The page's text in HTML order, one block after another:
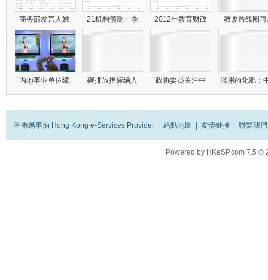
商务部发言人姚 21机构预测一季 2012年教育财政 教改路线图
内地事业单位绩 碳排放指标纳入 政协委员关注中 滥用的化肥：
香港易事泊 Hong Kong e-Services Provider 站點地圖 友情鏈接 聯繫我們
Powered by HKeSP.com 7.5 ©